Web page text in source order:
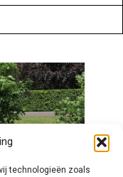
technologieën zoals